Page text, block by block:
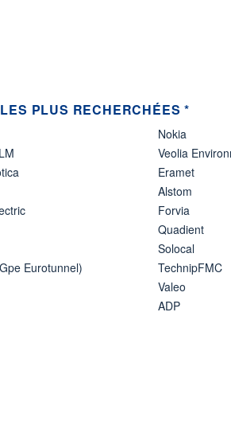
PLUS RECHERCHÉES *
Eurotunnel)
Nokia
Veolia
Eramet
Alstom
Forvia
Quadient
Solocal
TechnipFMC
Valeo
ADP